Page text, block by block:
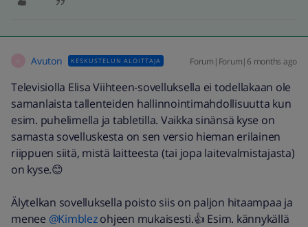
Avuton KESKUSTELUN ALOITTAJA Forum|Forum|6 months ago
Televisiolla Elisa Viihteen-sovelluksella ei todellakaan ole
samanlaista tallenteiden hallinnointimahdollisuutta kun
esim. puhelimella ja tabletilla. Vaikka sinänsä kyse on
samasta sovelluskesta on sen versio hieman erilainen
riippuen siitä, mistä laitteesta (tai jopa laitevalmistajasta)
on kyse.😊
Älytelkan sovelluksella poisto siis on paljon hitaampaa ja
menee ​ @Kimblezohjeen mukaisesti.👍 Esim. kännykällä